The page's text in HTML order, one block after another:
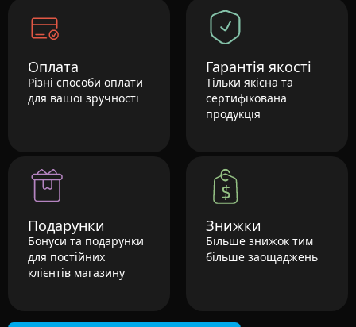
Оплата
Різні способи оплати
для вашої зручності
Гарантія якості
Тільки якісна та
сертифікована
продукція
Подарунки
Бонуси та подарунки
для постійних
клієнтів магазину
Знижки
Більше знижок тим
більше заощаджень